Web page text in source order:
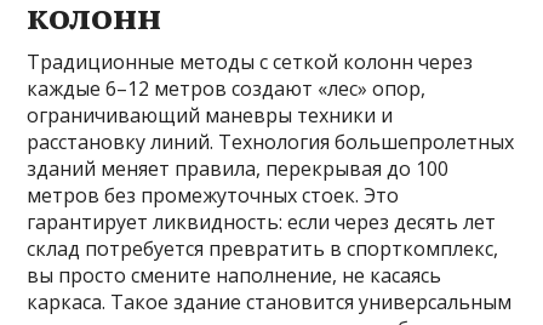
колонн
Традиционные методы с сеткой колонн через
каждые 6–12 метров создают «лес» опор,
ограничивающий маневры техники и
расстановку линий. Технология большепролетных
зданий меняет правила, перекрывая до 100
метров без промежуточных стоек. Это
гарантирует ликвидность: если через десять лет
склад потребуется превратить в спорткомплекс,
вы просто смените наполнение, не касаясь
каркаса. Такое здание становится универсальным